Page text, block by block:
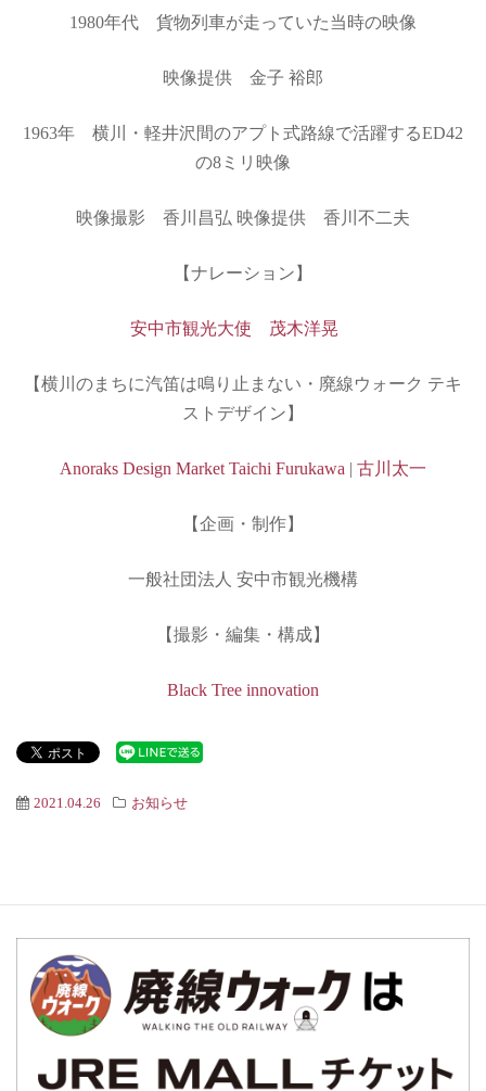
1980年代 貨物列車が走っていた当時の映像
映像提供 金子 裕郎
1963年 横川・軽井沢間のアプト式路線で活躍するED42
の8ミリ映像
映像撮影 香川昌弘 映像提供 香川不二夫
【ナレーション】
安中市観光大使 茂木洋晃
【横川のまちに汽笛は鳴り止まない・廃線ウォーク テキ
ストデザイン】
Anoraks Design Market Taichi Furukawa 古川太一
【企画・制作】
一般社団法人 安中市観光機構
【撮影・編集・構成】
Black Tree innovation
2021.04.26 お知らせ